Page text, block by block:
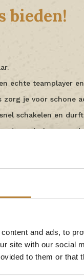
and ads, to
site with our social
to them or
bieden!
echte teamplayer
zorg je voor schone
schakelen en
dynamische
zorg je ervoor dat
met het team de
onze gasten.